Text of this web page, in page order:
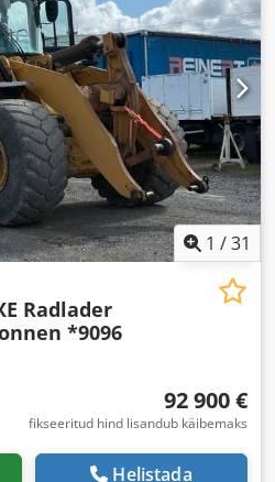
1 /31
Radlader
*9096
92 900 €
fikseeritud hind lisandub käibemaks
Helistada